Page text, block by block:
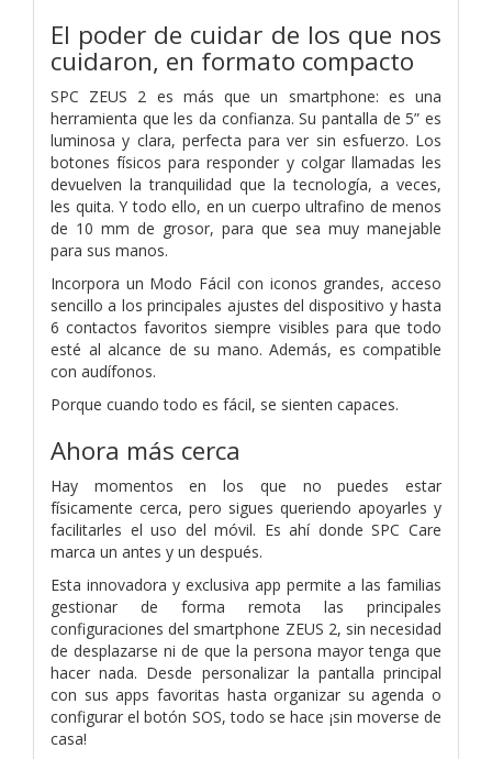
El poder de cuidar de los que nos
cuidaron, en formato compacto
SPC ZEUS 2 es más que un smartphone: es una
herramienta que les da confianza. Su pantalla de 5” es
luminosa y clara, perfecta para ver sin esfuerzo. Los
botones físicos para responder y colgar llamadas les
devuelven la tranquilidad que la tecnología, a veces,
les quita. Y todo ello, en un cuerpo ultrafino de menos
de 10 mm de grosor, para que sea muy manejable
para sus manos.
Incorpora un Modo Fácil con iconos grandes, acceso
sencillo a los principales ajustes del dispositivo y hasta
6 contactos favoritos siempre visibles para que todo
esté al alcance de su mano. Además, es compatible
con audífonos.
Porque cuando todo es fácil, se sienten capaces.
Ahora más cerca
Hay momentos en los que no puedes estar
físicamente cerca, pero sigues queriendo apoyarles y
facilitarles el uso del móvil. Es ahí donde SPC Care
marca un antes y un después.
Esta innovadora y exclusiva app permite a las familias
gestionar de forma remota las principales
configuraciones del smartphone ZEUS 2, sin necesidad
de desplazarse ni de que la persona mayor tenga que
hacer nada. Desde personalizar la pantalla principal
con sus apps favoritas hasta organizar su agenda o
configurar el botón SOS, todo se hace ¡sin moverse de
casa!